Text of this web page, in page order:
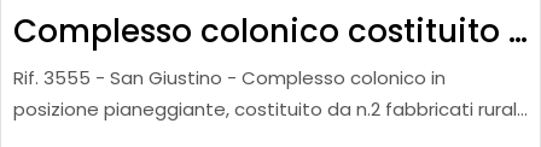
Complesso colonico costituito da 2 fabbricati
Rif. 3555 - San Giustino - Complesso colonico in
posizione pianeggiante, costituito da n.2 fabbricati rurali